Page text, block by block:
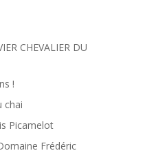
CHEVALIER DU
!
chai
Picamelot
Frédéric